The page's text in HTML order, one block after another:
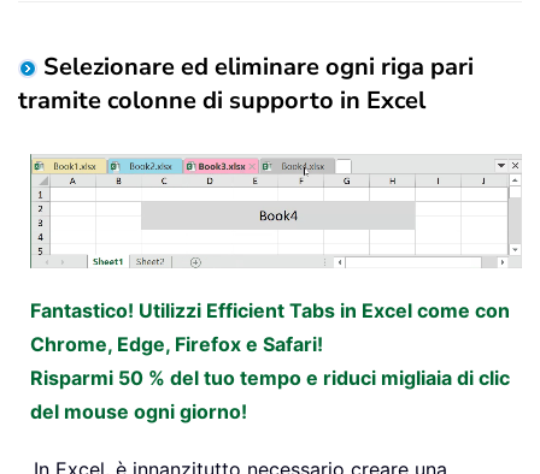
Selezionare ed eliminare ogni riga pari
tramite colonne di supporto in Excel
Fantastico! Utilizzi Efficient Tabs in Excel come con
Chrome, Edge, Firefox e Safari!
Risparmi 50 % del tuo tempo e riduci migliaia di clic
del mouse ogni giorno!
In Excel, è innanzitutto necessario creare una